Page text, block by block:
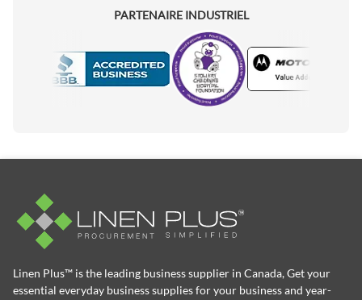
PARTENAIRE INDUSTRIEL
Motorola
Linen Plus™ is the leading business supplier in Canada, Get your
essential everyday business supplies for your business and year-